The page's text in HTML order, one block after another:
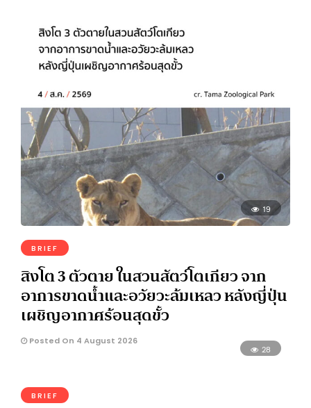
19
BRIEF
สิงโต 3 ตัวตาย ในสวนสัตว์โตเกียว จาก
อาการขาดน้ำและอวัยวะล้มเหลว หลังญี่ปุ่น
เผชิญอากาศร้อนสุดขั้ว
Posted On 4 August 2026
28
BRIEF